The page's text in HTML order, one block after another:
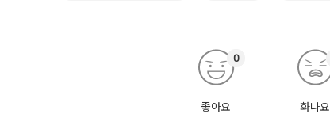
좋아요
0
화나요